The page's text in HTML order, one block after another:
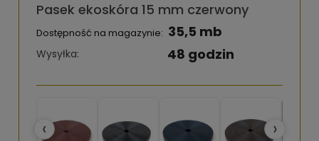
Pasek ekoskóra 15 mm czerwony
Dostępność na magazynie: 35,5 mb
Wysyłka: 48 godzin
‹ ›